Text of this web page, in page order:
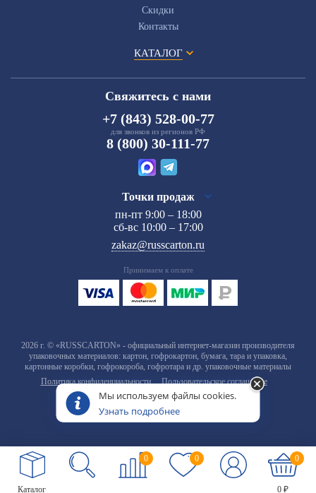
Каталог
0 0
0 ₽
0
Скидки
Контакты
КАТАЛОГ
Свяжитесь с нами
+7 (843) 528-00-77
для звонков из регионов РФ
8 (800) 30-111-77
Точки продаж
пн-пт 9:00 – 18:00
сб-вс 10:00 – 17:00
zakaz@russcarton.ru
Принимаем к оплате
2026 г. © «RUSSCARTON» - официальный интернет-магазин производителя
упаковочных материалов: картон, гофрокартон, бумага, тара и упаковка,
картонные коробки, гофрокороба, гофротара и др. упаковочные материалы
Политика конфиденциальности
Пользовательское соглашение
Мы используем файлы cookies.
Узнать подробнее